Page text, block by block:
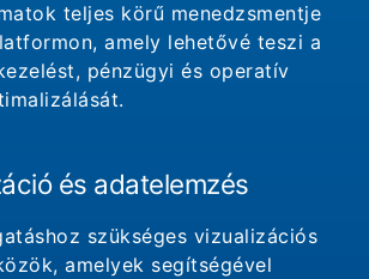
teljes körű menedzsmentje
amely lehetővé teszi a
pénzügyi és operatív
és adatelemzés
szükséges vizualizációs
amelyek segítségével